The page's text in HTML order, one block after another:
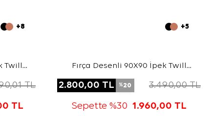
+8
Twill
TL
TL
+5
Fırça Desenli 90X90 İpek Twill
2.800,00 TL %20 3.490,00TL
Sepette %30 1.960,00 TL